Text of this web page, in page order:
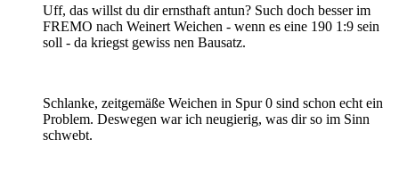
Uff, das willst du dir ernsthaft antun? Such doch besser im
FREMO nach Weinert Weichen - wenn es eine 190 1:9 sein
soll - da kriegst gewiss nen Bausatz.
Schlanke, zeitgemäße Weichen in Spur 0 sind schon echt ein
Problem. Deswegen war ich neugierig, was dir so im Sinn
schwebt.